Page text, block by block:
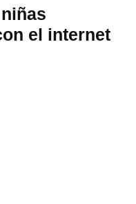
el internet